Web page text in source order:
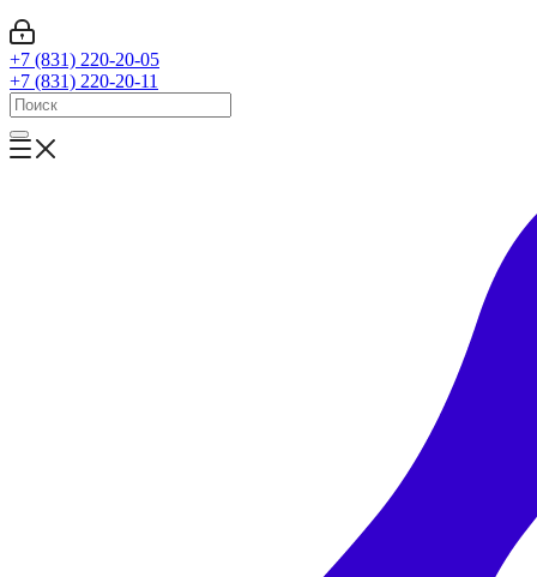
+7 (831) 220-20-05
+7 (831) 220-20-11